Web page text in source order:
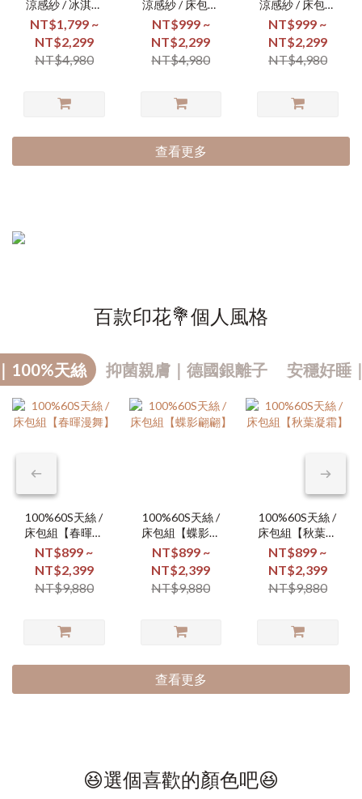
涼感紗 / 冰淇淋
床包+冰冰被組
NT$1,799 ~
NT$2,299
NT$4,980
涼感紗 / 床包組
【微涼雪月】
NT$999 ~
NT$2,299
NT$4,980
涼感紗 / 床包組
【花田詩棠】
NT$999 ~
NT$2,299
NT$4,980
查看更多
百款印花💐個人風格
100%天絲 抑菌親膚｜德國銀離子 安穩好睡
100%60S天絲 /
床包組【春暉漫
舞】
NT$899 ~
NT$2,399
NT$9,880
100%60S天絲 /
床包組【蝶影翩
翩】
NT$899 ~
NT$2,399
NT$9,880
100%60S天絲 /
床包組【秋葉凝
霜】
NT$899 ~
NT$2,399
NT$9,880
查看更多
😆選個喜歡的顏色吧😆